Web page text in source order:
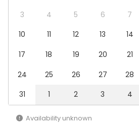
Meeting
Fair / Exhibition
Recreation
Experience / Activity
Christmas Party
3
4 5 6 7
10
11 12 13 14
17
18 19 20 21
24
25 26 27 28
31
1 2 3 4
Availability unknown